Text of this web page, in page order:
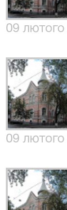
09 лютого
09 лютого